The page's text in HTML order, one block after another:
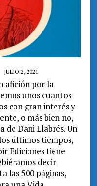
JULIO 2, 2021
afición por la
unos cuantos
con gran interés y
o más bien no,
de Dani Llabrés. Un
últimos tiempos,
Ediciones tiene
decir
las 500 páginas,